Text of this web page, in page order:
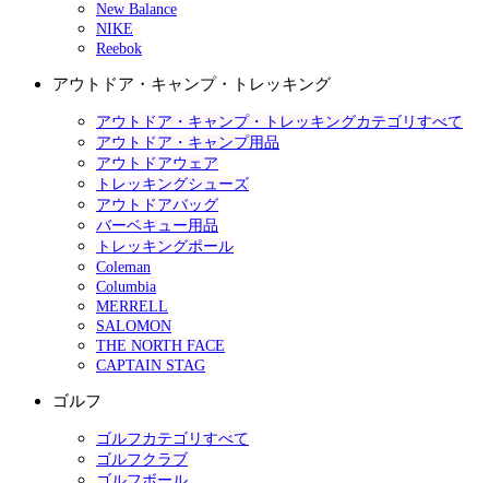
New Balance
NIKE
Reebok
アウトドア・キャンプ・トレッキング
アウトドア・キャンプ・トレッキングカテゴリすべて
アウトドア・キャンプ用品
アウトドアウェア
トレッキングシューズ
アウトドアバッグ
バーベキュー用品
トレッキングポール
Coleman
Columbia
MERRELL
SALOMON
THE NORTH FACE
CAPTAIN STAG
ゴルフ
ゴルフカテゴリすべて
ゴルフクラブ